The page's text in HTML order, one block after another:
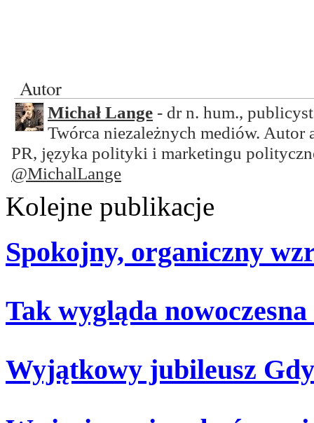
Autor
Michał Lange - dr n. hum.,
Twórca niezależnych mediów. Autor
PR, języka polityki i marketingu
@MichalLange
Kolejne publikacje
Spokojny, organiczny
Tak wygląda
Wyjątkowy jubileusz